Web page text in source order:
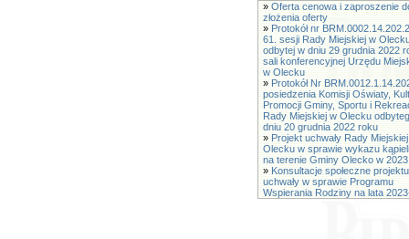
» Oferta cenowa i zaproszenie
złożenia oferty
» Protokół nr
61. sesji Rady Miejskiej w
odbytej w dniu 29 grudnia 2022
sali konferencyjnej Urzędu
w Olecku
» Protokół Nr
posiedzenia Komisji Oświaty,
Promocji Gminy, Sportu i
Rady Miejskiej w Olecku
dniu 20 grudnia 2022 roku
» Projekt uchwały Rady
Olecku w sprawie wykazu
na terenie Gminy Olecko w
» Konsultacje społeczne projektu
uchwały w sprawie Programu
Wspierania Rodziny na lata